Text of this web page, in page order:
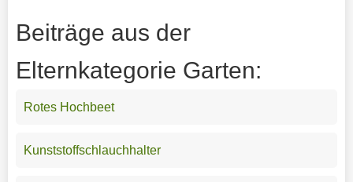
Beiträge aus der
Elternkategorie Garten:
Rotes Hochbeet
Kunststoffschlauchhalter